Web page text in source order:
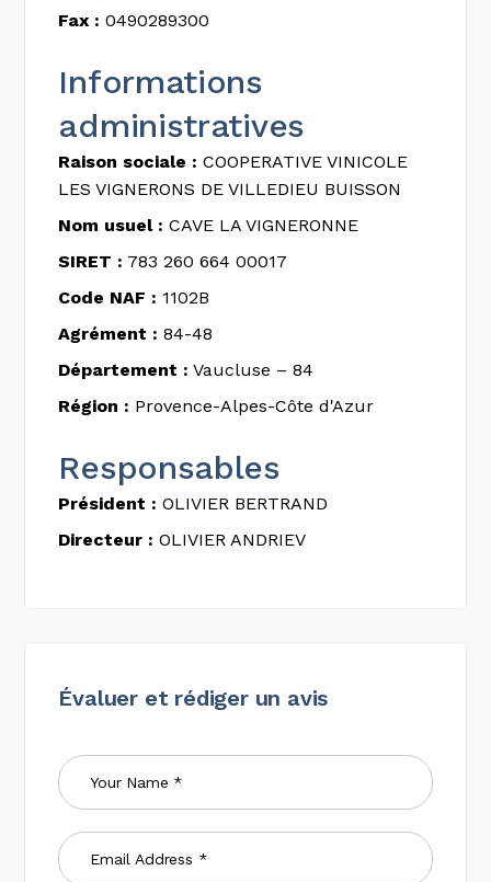
Fax : 0490289300
Informations
administratives
Raison sociale : COOPERATIVE VINICOLE
LES VIGNERONS DE VILLEDIEU BUISSON
Nom usuel : CAVE LA VIGNERONNE
SIRET : 783 260 664 00017
Code NAF : 1102B
Agrément : 84-48
Département : Vaucluse – 84
Région : Provence-Alpes-Côte d'Azur
Responsables
Président : OLIVIER BERTRAND
Directeur : OLIVIER ANDRIEV
Évaluer et rédiger un avis